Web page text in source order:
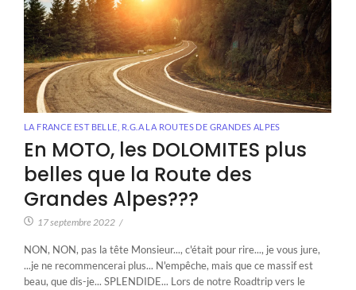
LA FRANCE EST BELLE R.G.A LA ROUTES DE GRANDES ALPES
En MOTO, les DOLOMITES plus
belles que la Route des
Grandes Alpes???
17 septembre 2022 /
NON, NON, pas la tête Monsieur..., c'était pour rire..., je vous jure,
...je ne recommencerai plus... N'empêche, mais que ce massif est
beau, que dis-je... SPLENDIDE... Lors de notre Roadtrip vers le